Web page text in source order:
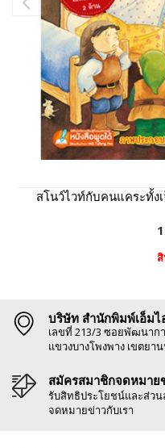
สโนว์ไวท์กับคนแคระทั้ง
บริษัท สำนักพิมพ์เอ็มไ
เลขที่ 213/3 ซอยพัฒนาก
แขวงบางโพงพาง เขตยา
สมัครสมาชิกจดหมาย
รับสิทธิประโยชน์และส่ว
จดหมายข่าวกับเรา